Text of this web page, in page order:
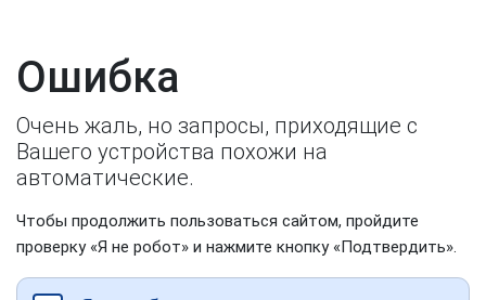
Ошибка
Очень жаль, но запросы, приходящие с
Вашего устройства похожи на
автоматические.
Чтобы продолжить пользоваться сайтом, пройдите
проверку «Я не робот» и нажмите кнопку «Подтвердить».